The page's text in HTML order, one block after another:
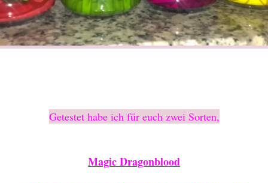
Getestet habe ich für euch zwei Sorten,
Magic Dragonblood